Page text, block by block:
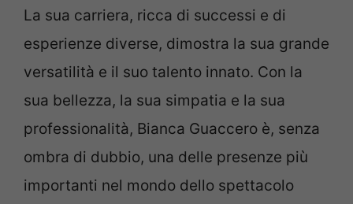
La sua carriera, ricca di successi e di
esperienze diverse, dimostra la sua grande
versatilità e il suo talento innato. Con la
sua bellezza, la sua simpatia e la sua
professionalità, Bianca Guaccero è, senza
ombra di dubbio, una delle presenze più
importanti nel mondo dello spettacolo